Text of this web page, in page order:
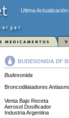
Ultima
BUDESONIDA DF
Budesonida
Broncodilatadores
Venta Bajo Receta
Aerosol Dosificador
Industria Argentina